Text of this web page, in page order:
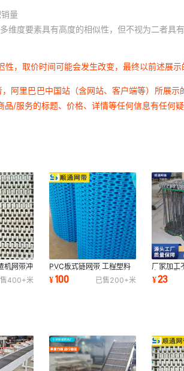
量
度要素具有高度的相似性，但不视为二者具
，取价时间可能会发生改变，最终以前述展示
阿里巴巴中国站（含网站、客户端等）所展
/服务的标题、价格、详情等任何信息有任
机网带冲
400+米
PVC板式链网带 工程塑料
链板输送带 塑料网带链板
输送带流水线
¥100 已售200+米
厂家加工
定制大型
工链杆式
¥23